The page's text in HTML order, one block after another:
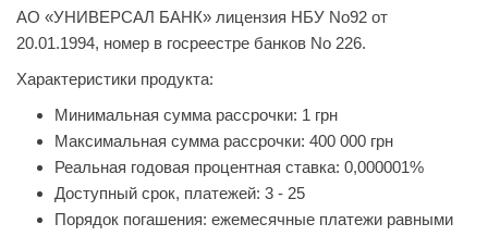
АО «УНИВЕРСАЛ БАНК» лицензия НБУ No92 от
20.01.1994, номер в госреестре банков No 226.
Характеристики продукта:
Минимальная сумма рассрочки: 1 грн
Максимальная сумма рассрочки: 400 000 грн
Реальная годовая процентная ставка: 0,000001%
Доступный срок, платежей: 3 - 25
Порядок погашения: ежемесячные платежи равными